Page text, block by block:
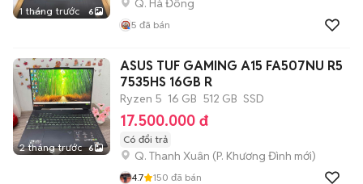
1 tháng trước 6
Q. Hà Đông
5 đã bán
2 tháng trước 6
ASUS TUF GAMING A15 FA507NU R5
7535HS 16GB R
Ryzen 5 16 GB 512 GB SSD
17.500.000 đ
Có đổi trả
Q. Thanh Xuân (P. Khương Đình mới)
4.7 150 đã bán